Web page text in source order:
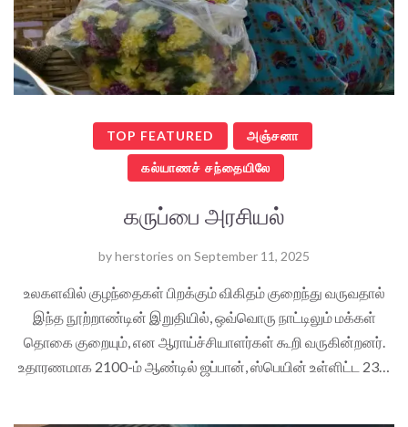
TOP FEATURED அஞ்சனா
கல்யாணச் சந்தையிலே
கருப்பை அரசியல்
byherstories on September 11, 2025
உலகளவில் குழந்தைகள் பிறக்கும் விகிதம் குறைந்து வருவதால்
இந்த நூற்றாண்டின் இறுதியில், ஒவ்வொரு நாட்டிலும் மக்கள்
தொகை குறையும், என ஆராய்ச்சியாளர்கள் கூறி வருகின்றனர்.
உதாரணமாக 2100-ம் ஆண்டில் ஜப்பான், ஸ்பெயின் உள்ளிட்ட 23…